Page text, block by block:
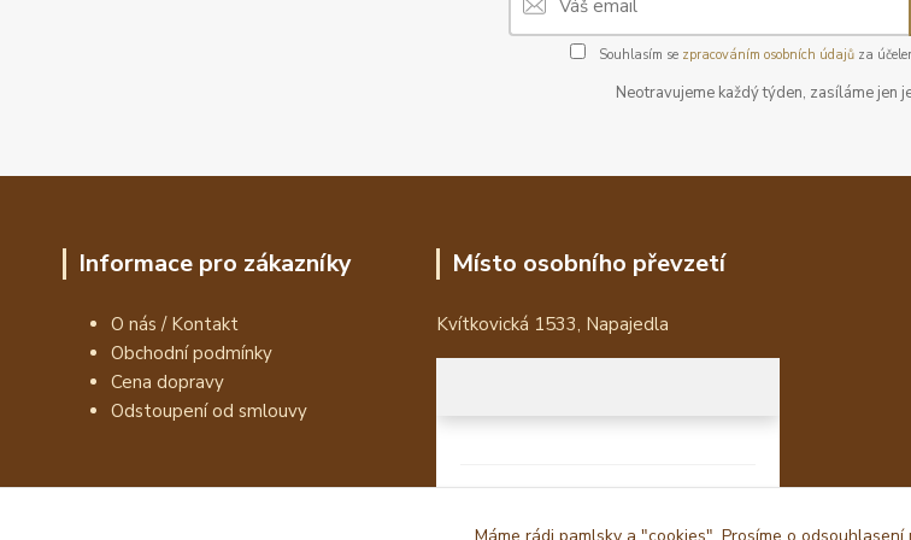
Souhlasím se zpracováním osobních údajůza
Neotravujeme každý týden, zasíláme jen
Informace pro zákazníky
O nás / Kontakt
Obchodní podmínky
Cena dopravy
Odstoupení od smlouvy
Místo osobního převzetí
Kvítkovická 1533, Napajedla